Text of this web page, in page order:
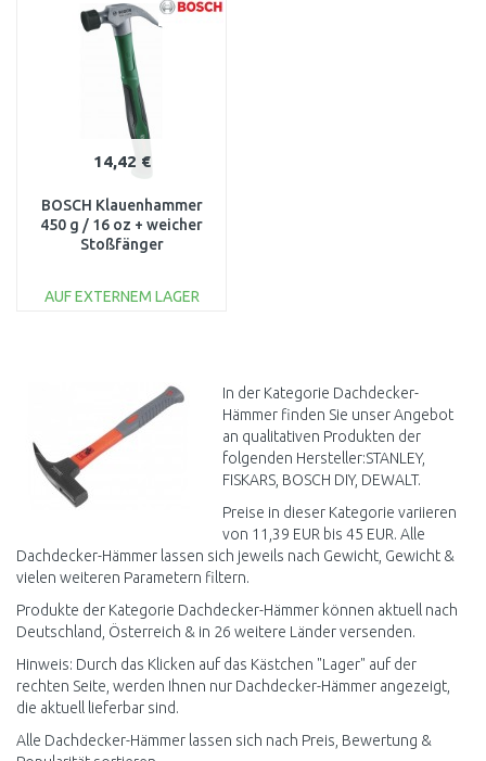
Vergleichen
14,42 €
BOSCH Klauenhammer
450 g / 16 oz + weicher
Stoßfänger
AUF EXTERNEM LAGER
Vergleichen
In der Kategorie Dachdecker-
Hämmer finden Sie unser Angebot
an qualitativen Produkten der
folgenden Hersteller:STANLEY,
FISKARS, BOSCH DIY, DEWALT.
Preise in dieser Kategorie variieren
von 11,39 EUR bis 45 EUR. Alle
Dachdecker-Hämmer lassen sich jeweils nach Gewicht, Gewicht &
vielen weiteren Parametern filtern.
Produkte der Kategorie Dachdecker-Hämmer können aktuell nach
Deutschland, Österreich & in 26 weitere Länder versenden.
Hinweis: Durch das Klicken auf das Kästchen "Lager" auf der
rechten Seite, werden Ihnen nur Dachdecker-Hämmer angezeigt,
die aktuell lieferbar sind.
Alle Dachdecker-Hämmer lassen sich nach Preis, Bewertung &